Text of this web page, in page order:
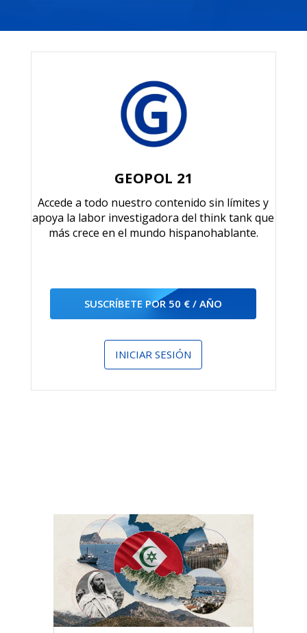
GEOPOL 21
Accede a todo nuestro contenido sin límites y
apoya la labor investigadora del think tank que
más crece en el mundo hispanohablante.
SUSCRÍBETE POR 50 € / AÑO
INICIAR SESIÓN